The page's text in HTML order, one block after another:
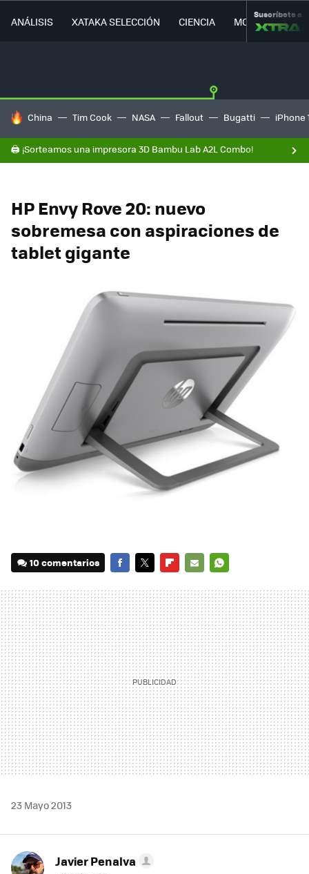
ANÁLISIS XATAKA SELECCIÓN CIENCIA MOVILIDAD
Suscríbete a
HOY SE HABLA DE
China Tim Cook NASA Fallout Bugatti iPhone
🖨️ ¡Sorteamos una impresora 3D Bambu Lab A2L Combo!
HP Envy Rove 20: nuevo
sobremesa con aspiraciones de
tablet gigante
10 comentarios
MAIL
23 Mayo 2013
Javier Penalva